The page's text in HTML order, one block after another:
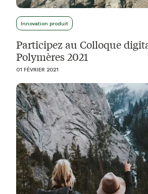
Innovation produit
Participez au Colloque
Polymères 2021
01 FÉVRIER 2021